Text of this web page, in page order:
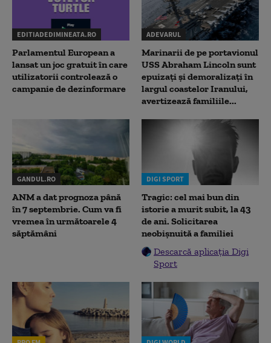
EDITIADEDIMINEATA.RO
Parlamentul European a
lansat un joc gratuit în care
utilizatorii controlează o
campanie de dezinformare
ADEVARUL
Marinarii de pe portavionul
USS Abraham Lincoln sunt
epuizați și demoralizați în
largul coastelor Iranului,
avertizează familiile...
GANDUL.RO
ANM a dat prognoza până
în 7 septembrie. Cum va fi
vremea în următoarele 4
săptămâni
DIGI SPORT
Tragic: cel mai bun din
istorie a murit subit, la 43
de ani. Solicitarea
neobișnuită a familiei
Descarcă aplicația Digi
Sport